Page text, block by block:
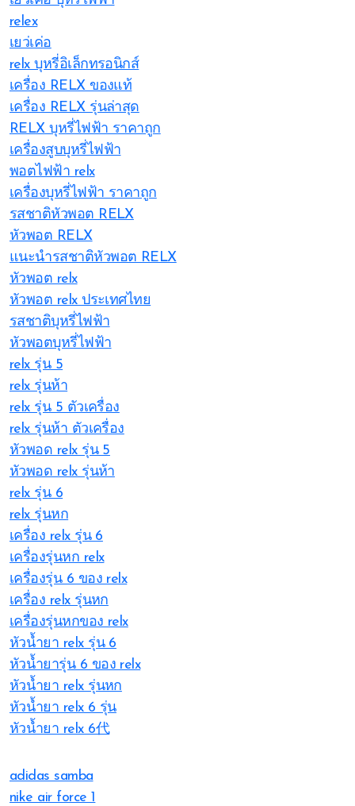
relex
เยว่เค่อ
relx บุหรี่อิเล็กทรอนิกส์
เครื่อง RELX ของแท้
เครื่อง RELX รุ่นล่าสุด
RELX บุหรี่ไฟฟ้า ราคาถูก
เครื่องสูบบุหรี่ไฟฟ้า
พอตไฟฟ้า relx
เครื่องบุหรี่ไฟฟ้า ราคาถูก
รสชาติหัวพอต RELX
หัวพอต RELX
แนะนำรสชาติหัวพอต RELX
หัวพอต relx
หัวพอต relx ประเทศไทย
รสชาติบุหรี่ไฟฟ้า
หัวพอตบุหรี่ไฟฟ้า
relx รุ่น 5
relx รุ่นห้า
relx รุ่น 5 ตัวเครื่อง
relx รุ่นห้า ตัวเครื่อง
หัวพอด relx รุ่น 5
หัวพอด relx รุ่นห้า
relx รุ่น 6
relx รุ่นหก
เครื่อง relx รุ่น 6
เครื่องรุ่นหก relx
เครื่องรุ่น 6 ของ relx
เครื่อง relx รุ่นหก
เครื่องรุ่นหกของ relx
หัวน้ำยา relx รุ่น 6
หัวน้ำยารุ่น 6 ของ relx
หัวน้ำยา relx รุ่นหก
หัวน้ำยา relx 6 รุ่น
หัวน้ำยา relx 6代
adidas samba
nike air force 1